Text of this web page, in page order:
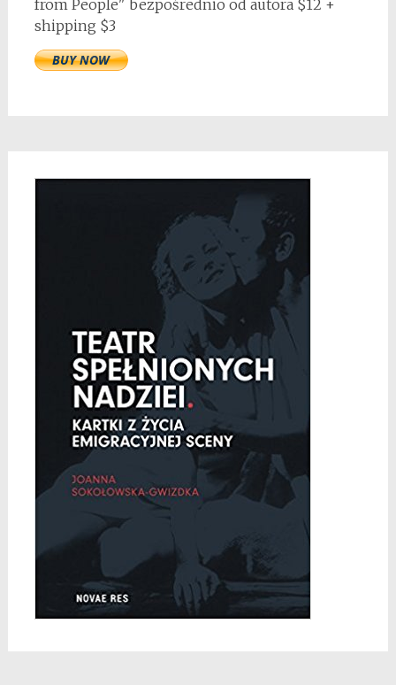
from People" bezpośrednio od autora $12 +
shipping $3